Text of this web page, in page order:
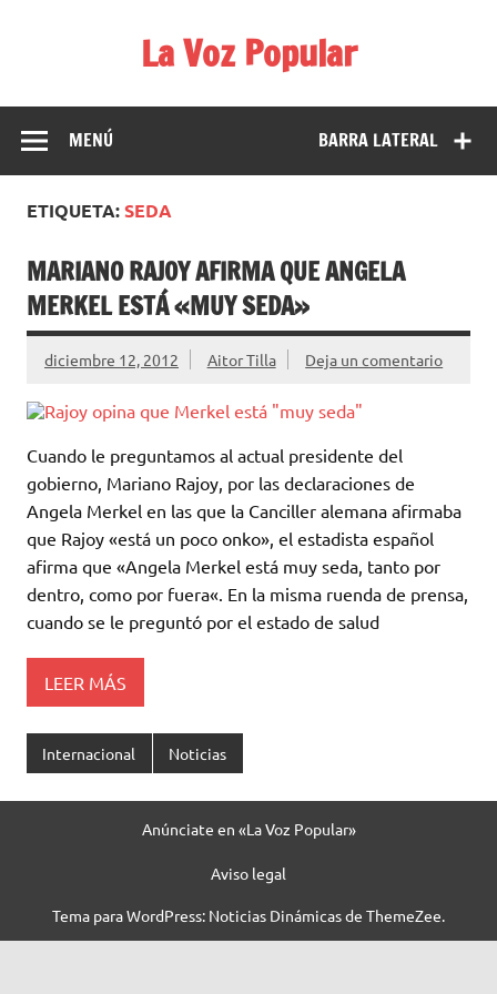
La Voz Popular
para reírse de las verdaderas.
BARRA LATERAL
MENÚ
ETIQUETA:SEDA
MARIANO RAJOY AFIRMA QUE ANGELA
MERKEL ESTÁ «MUY SEDA»
diciembre 12, 2012 Aitor Tilla Deja un comentario
Cuando le preguntamos al actual presidente del
gobierno, Mariano Rajoy, por las declaraciones de
Angela Merkel en las que la Canciller alemana afirmaba
que Rajoy «está un poco onko», el estadista español
afirma que «Angela Merkel está muy seda, tanto por
dentro, como por fuera«. En la misma ruenda de prensa,
cuando se le preguntó por el estado de salud
LEER MÁS
Internacional Noticias
Anúnciate en «La Voz Popular»
Aviso legal
Tema para WordPress: Noticias Dinámicas de ThemeZee.